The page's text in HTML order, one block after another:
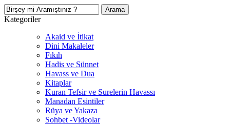
Kategoriler
Akaid ve İtikat
Dini Makaleler
Fıkıh
Hadis ve Sünnet
Havass ve Dua
Kitaplar
Kuran Tefsir ve Surelerin Havassı
Manadan Esintiler
Rüya ve Yakaza
Sohbet -Videolar